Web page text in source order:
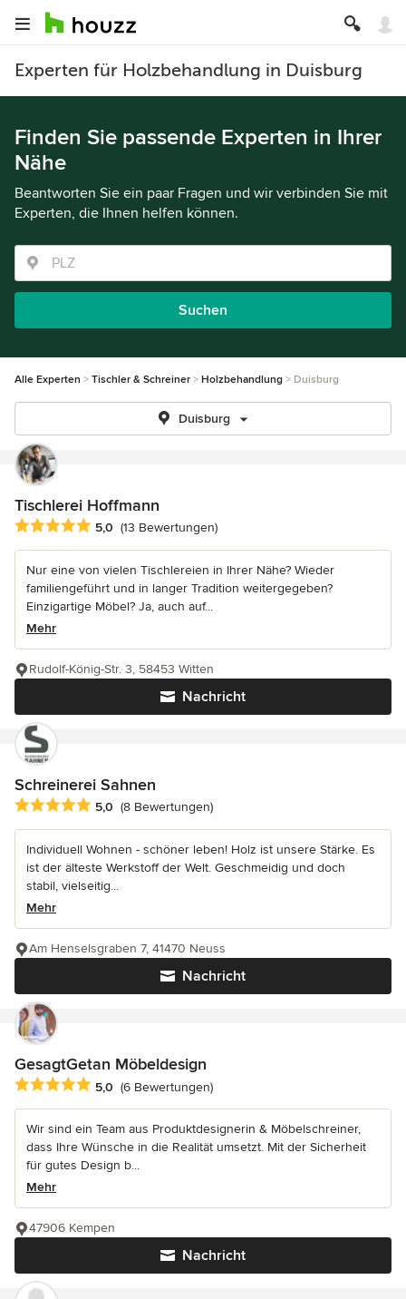
Experten für Holzbehandlung in Duisburg
Finden Sie passende Experten in Ihrer
Nähe
Beantworten Sie ein paar Fragen und wir verbinden Sie mit
Experten, die Ihnen helfen können.
Suchen
Alle Experten Tischler & Schreiner Holzbehandlung Duisburg
Duisburg
Tischlerei Hoffmann
Durchschnittliche Bewertung: 5 von 5 Sternen
5,0 (13 Bewertungen)
Nur eine von vielen Tischlereien in Ihrer Nähe? Wieder
familiengeführt und in langer Tradition weitergegeben?
Einzigartige Möbel? Ja, auch auf...
Mehr
Nachricht
Rudolf-König-Str. 3, 58453 Witten
Schreinerei Sahnen
Durchschnittliche Bewertung: 5 von 5 Sternen
5,0 (8 Bewertungen)
Individuell Wohnen - schöner leben! Holz ist unsere Stärke. Es
ist der älteste Werkstoff der Welt. Geschmeidig und doch
stabil, vielseitig...
Mehr
Nachricht
Am Henselsgraben 7, 41470 Neuss
GesagtGetan Möbeldesign
Durchschnittliche Bewertung: 5 von 5 Sternen
5,0 (6 Bewertungen)
Wir sind ein Team aus Produktdesignerin & Möbelschreiner,
dass Ihre Wünsche in die Realität umsetzt. Mit der Sicherheit
für gutes Design b...
Mehr
Nachricht
47906 Kempen